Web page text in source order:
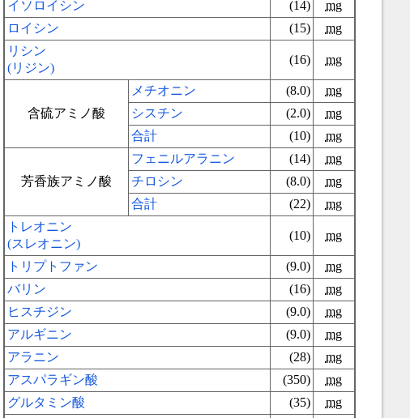
イソロイシン
(14)
mg
ロイシン
(15)
mg
リシン
(リジン)
(16) mg
含硫アミノ酸
メチオニン (8.0)
mg
シスチン
(2.0)
mg
合計
(10) mg
芳香族アミノ酸
フェニルアラニン (14)
mg
チロシン
(8.0)
mg
合計
(22)
mg
トレオニン
(スレオニン)
(10) mg
トリプトファン (9.0)
mg
バリン
(16)
mg
ヒスチジン
(9.0)
mg
アルギニン
(9.0)
mg
アラニン
(28)
mg
アスパラギン酸
(350)
mg
グルタミン酸
(35) mg